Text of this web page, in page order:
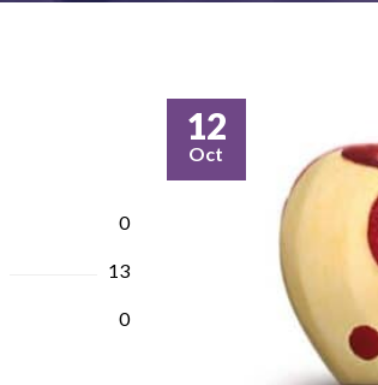
12
Oct
0
13
0